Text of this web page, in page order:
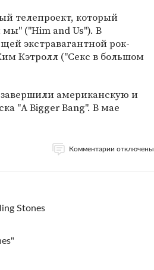
телепроект, который
("Him and Us"). В
экстравагантной рок-
Кэтролл ("Секс в большом
американскую и
"A Bigger Bang". В мае
Комментарии отключены
Stones